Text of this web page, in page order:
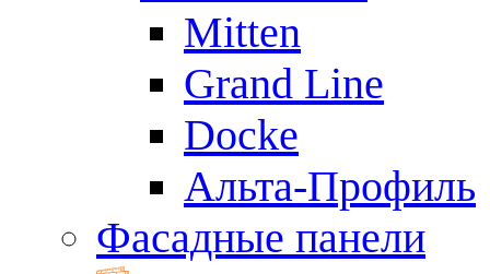
Mitten
Grand Line
Docke
Альта-Профиль
Фасадные панели